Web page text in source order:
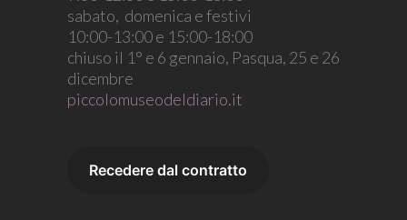
sabato, domenica e festivi
10:00-13:00 e 15:00-18:00
chiuso il 1° e 6 gennaio, Pasqua, 25 e 26
dicembre
piccolomuseodeldiario.it